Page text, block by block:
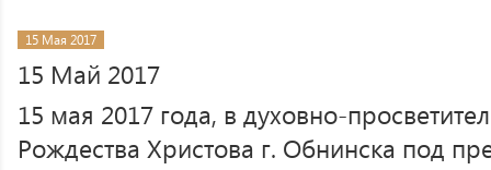
15 Мая 2017
15 Май 2017
15 мая 2017 года, в духовно-
Рождества Христова г. Обнинска под